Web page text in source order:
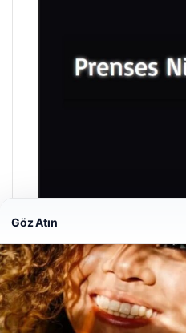
Prenses Night Club
29/04/2026
Göz Atın